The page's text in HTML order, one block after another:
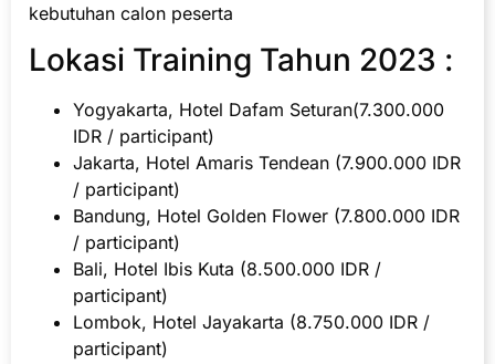
kebutuhan calon peserta
Lokasi Training Tahun 2023 :
Yogyakarta, Hotel Dafam Seturan(7.300.000
IDR / participant)
Jakarta, Hotel Amaris Tendean (7.900.000 IDR
/ participant)
Bandung, Hotel Golden Flower (7.800.000 IDR
/ participant)
Bali, Hotel Ibis Kuta (8.500.000 IDR /
participant)
Lombok, Hotel Jayakarta (8.750.000 IDR /
participant)